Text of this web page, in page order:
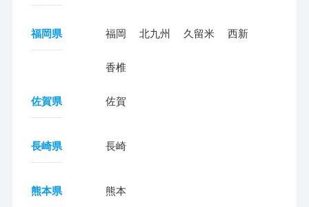
福岡県 福岡 北九州 久留米 西新
香椎
佐賀県 佐賀
長崎県 長崎
熊本県 熊本